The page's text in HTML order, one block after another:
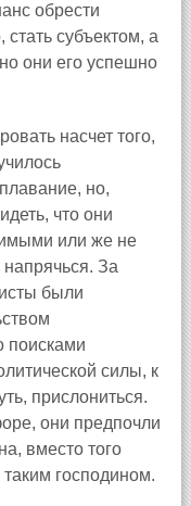
обрести
субъектом, а
они его успешно
насчет того,
но,
что они
или же не
напрячься. За
были
поисками
силы, к
прислониться.
они предпочли
вместо того
господином.